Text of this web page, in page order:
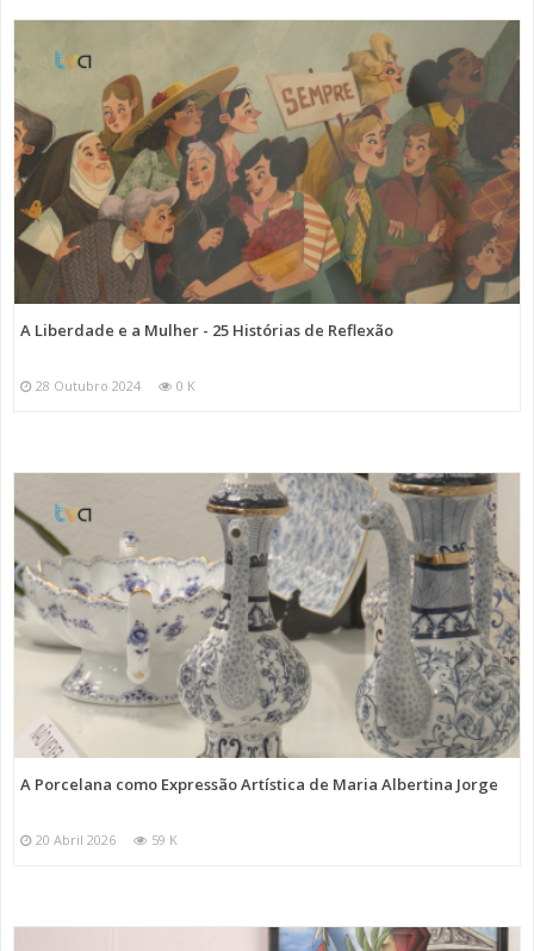
A Liberdade e a Mulher - 25 Histórias de Reflexão
28 Outubro 2024 0 K
A Porcelana como Expressão Artística de Maria Albertina Jorge
20 Abril 2026 59 K